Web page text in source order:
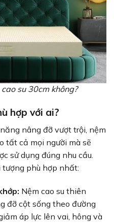
su 30cm không?
hợp với ai?
nâng đỡ vượt trội, nệm
tất cả mọi người mà sẽ
sử dụng đúng nhu cầu.
phù hợp nhất:
Nệm cao su thiên
đỡ cột sống theo đường
áp lực lên vai, hông và